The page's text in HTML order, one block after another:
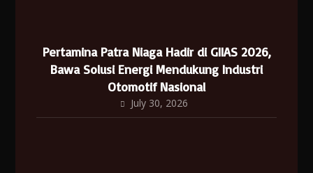
Pertamina Patra Niaga Hadir di GIIAS 2026,
Bawa Solusi Energi Mendukung Industri
Otomotif Nasional
July 30, 2026